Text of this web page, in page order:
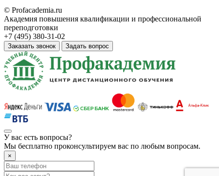
© Profacademia.ru
Академия повышения квалификации и профессиональной
переподготовки
+7 (495) 380-31-02
Заказать звонок Задать вопрос
У вас есть вопросы?
Мы бесплатно проконсультируем вас по любым вопросам.
×